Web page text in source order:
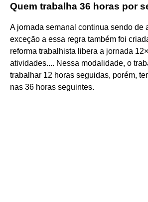
Quem trabalha 36 horas por
A jornada semanal continua sendo de
exceção a essa regra também foi
reforma trabalhista libera a jornada
atividades.... Nessa modalidade, o
trabalhar 12 horas seguidas, porém,
nas 36 horas seguintes.